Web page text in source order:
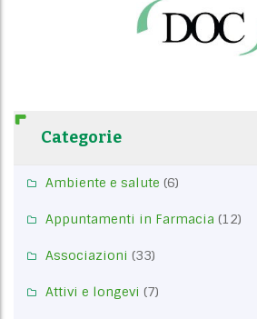
Categorie
Ambiente e salute (6)
Appuntamenti in Farmacia (12)
Associazioni (33)
Attivi e longevi (7)